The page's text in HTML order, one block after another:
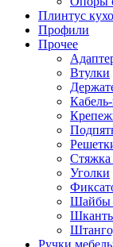
Плинтус
Профили
Прочее
Втулки
Стяжка
Уголки
Шайбы
Ручки